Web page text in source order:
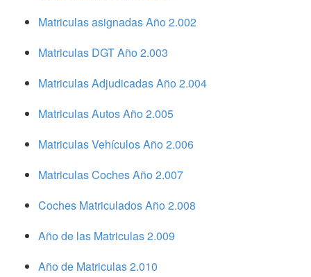
Matriculas asignadas Año 2.002
Matriculas DGT Año 2.003
Matriculas Adjudicadas Año 2.004
Matriculas Autos Año 2.005
Matriculas Vehículos Año 2.006
Matriculas Coches Año 2.007
Coches Matriculados Año 2.008
Año de las Matriculas 2.009
Año de Matriculas 2.010